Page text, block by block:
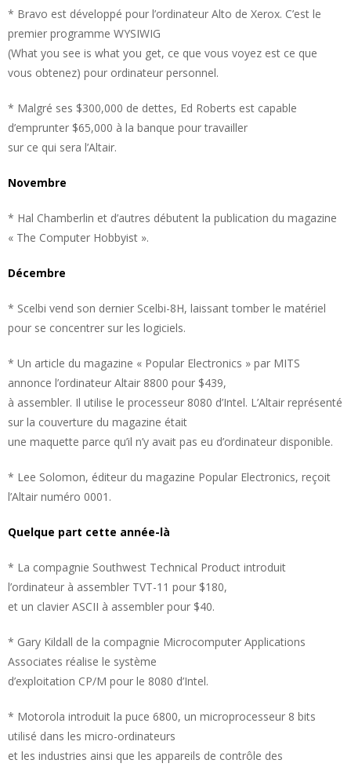
* Bravo est développé pour l’ordinateur Alto de Xerox. C’est le
premier programme WYSIWIG
(What you see is what you get, ce que vous voyez est ce que
vous obtenez) pour ordinateur personnel.
* Malgré ses $300,000 de dettes, Ed Roberts est capable
d’emprunter $65,000 à la banque pour travailler
sur ce qui sera l’Altair.
Novembre
* Hal Chamberlin et d’autres débutent la publication du magazine
« The Computer Hobbyist ».
Décembre
* Scelbi vend son dernier Scelbi-8H, laissant tomber le matériel
pour se concentrer sur les logiciels.
* Un article du magazine « Popular Electronics » par MITS
annonce l’ordinateur Altair 8800 pour $439,
à assembler. Il utilise le processeur 8080 d’Intel. L’Altair représenté
sur la couverture du magazine était
une maquette parce qu’il n’y avait pas eu d’ordinateur disponible.
* Lee Solomon, éditeur du magazine Popular Electronics, reçoit
l’Altair numéro 0001.
Quelque part cette année-là
* La compagnie Southwest Technical Product introduit
l’ordinateur à assembler TVT-11 pour $180,
et un clavier ASCII à assembler pour $40.
* Gary Kildall de la compagnie Microcomputer Applications
Associates réalise le système
d’exploitation CP/M pour le 8080 d’Intel.
* Motorola introduit la puce 6800, un microprocesseur 8 bits
utilisé dans les micro-ordinateurs
et les industries ainsi que les appareils de contrôle des